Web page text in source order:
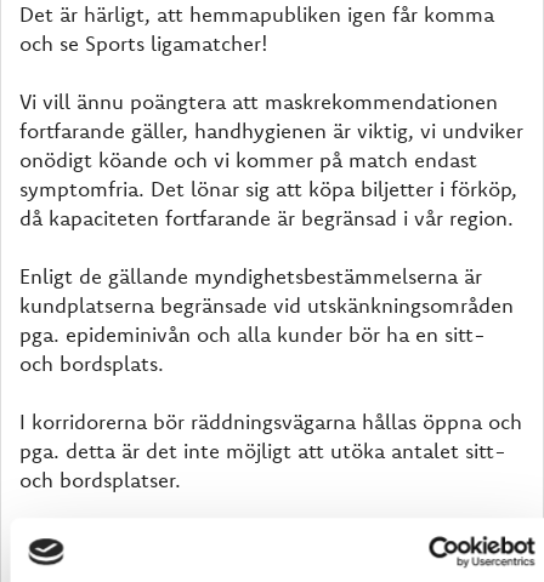
Det är härligt, att hemmapubliken igen får komma
och se Sports ligamatcher!
Vi vill ännu poängtera att maskrekommendationen
fortfarande gäller, handhygienen är viktig, vi undviker
onödigt köande och vi kommer på match endast
symptomfria. Det lönar sig att köpa biljetter i förköp,
då kapaciteten fortfarande är begränsad i vår region.
Enligt de gällande myndighetsbestämmelserna är
kundplatserna begränsade vid utskänkningsområden
pga. epideminivån och alla kunder bör ha en sitt-
och bordsplats.
I korridorerna bör räddningsvägarna hållas öppna och
pga. detta är det inte möjligt att utöka antalet sitt-
och bordsplatser.
Kioskmat, kaffe, sötsaker och läskedrycker kan vi
sälja fritt åt alla kunder och dessa kan avnjutas på